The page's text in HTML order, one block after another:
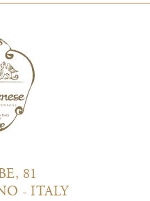
81
- ITALY